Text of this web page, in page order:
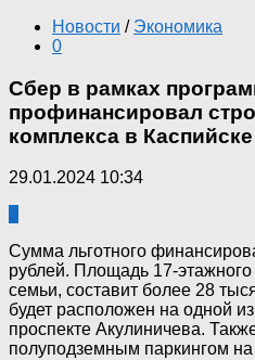
Новости / Экономика
0
Сбер в рамках
профинансировал
комплекса в Каспийске
29.01.2024 10:34
Сумма льготного
рублей. Площадь 17-
семьи, составит более 28
будет расположен на одной
проспекте Акулиничева.
полуподземным паркингом